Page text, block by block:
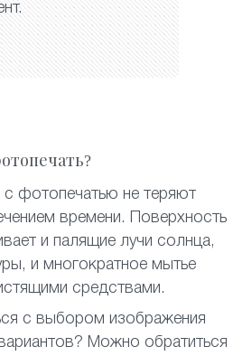
фотопечатью не теряют
времени. Поверхность
и палящие лучи солнца,
и многократное мытье
средствами.
с выбором изображения
Можно обратиться